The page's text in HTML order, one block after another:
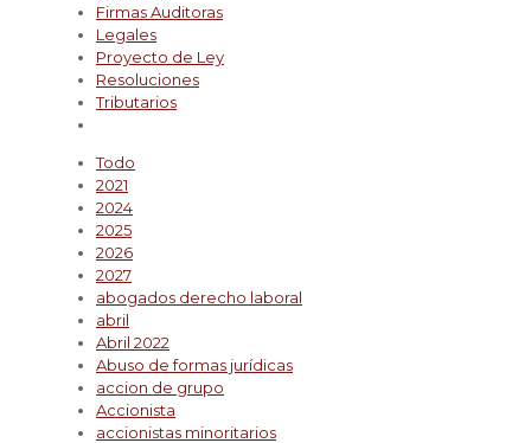
Firmas Auditoras
Legales
Proyecto de Ley
Resoluciones
Tributarios
Todo
2021
2024
2025
2026
2027
abogados derecho laboral
abril
Abril 2022
Abuso de formas jurídicas
accion de grupo
Accionista
accionistas minoritarios